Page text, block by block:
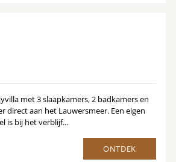
met 3 slaapkamers, 2 badkamers en
direct aan het Lauwersmeer. Een eigen
is bij het verblijf...
ONTDEK
9